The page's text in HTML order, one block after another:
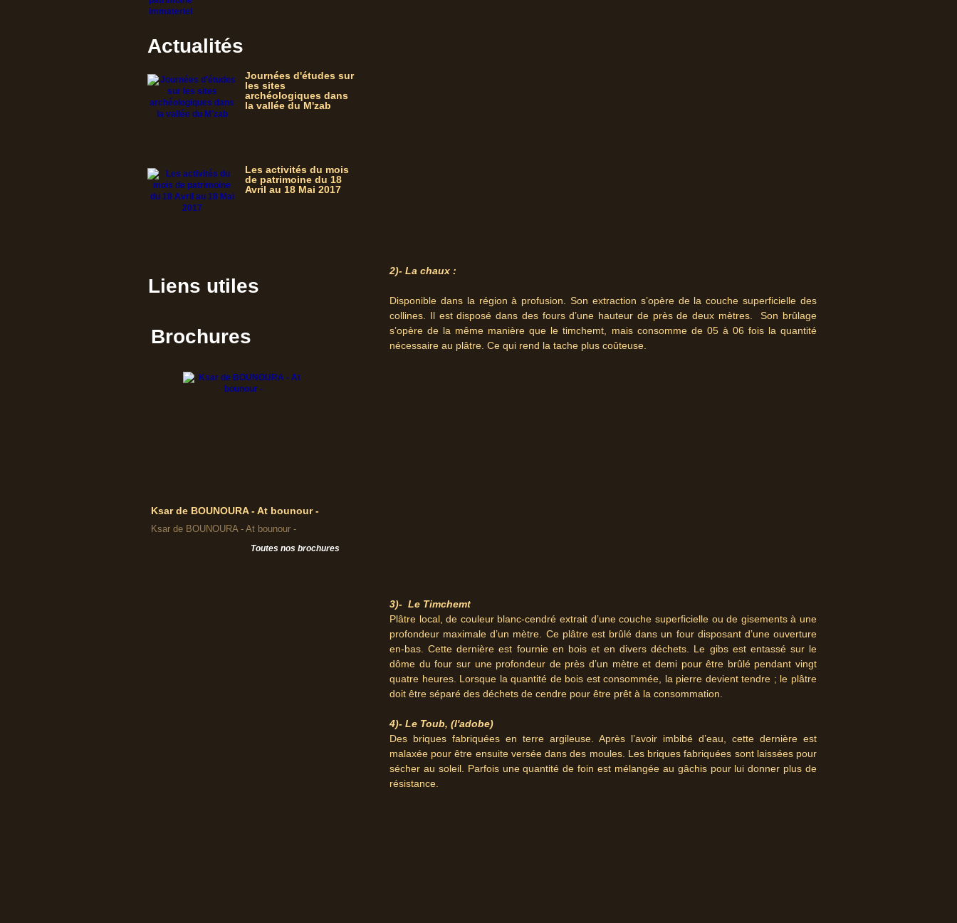
Actualités
Journées d'études sur
les sites
archéologiques dans
la vallée du M'zab
Les activités du mois
de patrimoine du 18
Avril au 18 Mai 2017
Liens utiles
Brochures
Ksar de BOUNOURA - At bounour -
Ksar de BOUNOURA - At bounour -
Toutes nos brochures
2)- La chaux :
Disponible dans la région à profusion. Son extraction s’opère de la couche superficielle des
collines. Il est disposé dans des fours d’une hauteur de près de deux mètres. Son brûlage
s’opère de la même manière que le timchemt, mais consomme de 05 à 06 fois la quantité
nécessaire au plâtre. Ce qui rend la tache plus coûteuse.
3)- Le Timchemt
Plâtre local, de couleur blanc-cendré extrait d’une couche superficielle ou de gisements à une
profondeur maximale d’un mètre. Ce plâtre est brûlé dans un four disposant d’une ouverture
en-bas. Cette dernière est fournie en bois et en divers déchets. Le gibs est entassé sur le
dôme du four sur une profondeur de près d’un mètre et demi pour être brûlé pendant vingt
quatre heures. Lorsque la quantité de bois est consommée, la pierre devient tendre ; le plâtre
doit être séparé des déchets de cendre pour être prêt à la consommation.
4)- Le Toub, (l'adobe)
Des briques fabriquées en terre argileuse. Après l’avoir imbibé d’eau, cette dernière est
malaxée pour être ensuite versée dans des moules. Les briques fabriquées sont laissées pour
sécher au soleil. Parfois une quantité de foin est mélangée au gâchis pour lui donner plus de
résistance.